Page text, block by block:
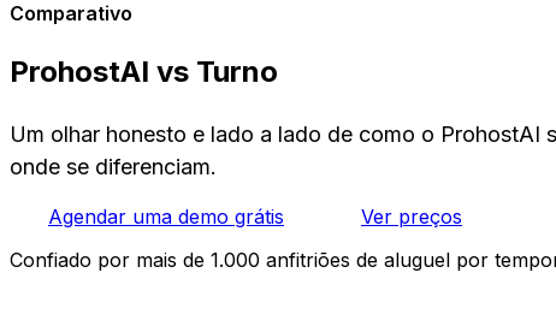
Comparativo
ProhostAI vs Turno
Um olhar honesto e lado a lado de como o
onde se diferenciam.
Agendar uma demo grátis
Ver preços
Confiado por mais de 1.000 anfitriões de aluguel por